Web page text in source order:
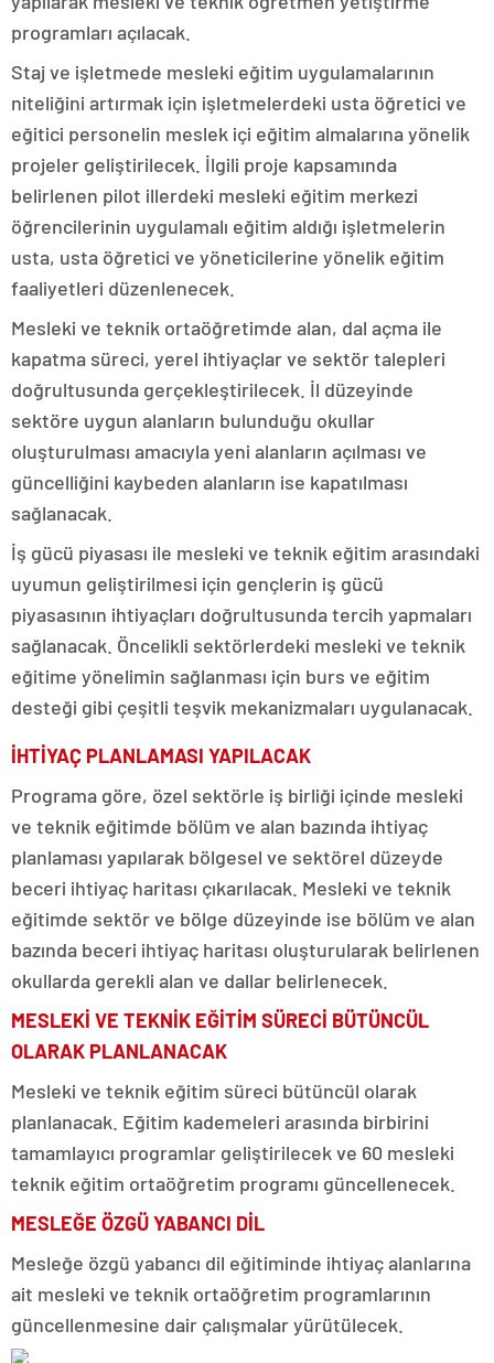
programları açılacak.
Staj ve işletmede mesleki eğitim uygulamalarının
niteliğini artırmak için işletmelerdeki usta öğretici ve
eğitici personelin meslek içi eğitim almalarına yönelik
projeler geliştirilecek. İlgili proje kapsamında
belirlenen pilot illerdeki mesleki eğitim merkezi
öğrencilerinin uygulamalı eğitim aldığı işletmelerin
usta, usta öğretici ve yöneticilerine yönelik eğitim
faaliyetleri düzenlenecek.
Mesleki ve teknik ortaöğretimde alan, dal açma ile
kapatma süreci, yerel ihtiyaçlar ve sektör talepleri
doğrultusunda gerçekleştirilecek. İl düzeyinde
sektöre uygun alanların bulunduğu okullar
oluşturulması amacıyla yeni alanların açılması ve
güncelliğini kaybeden alanların ise kapatılması
sağlanacak.
İş gücü piyasası ile mesleki ve teknik eğitim arasındaki
uyumun geliştirilmesi için gençlerin iş gücü
piyasasının ihtiyaçları doğrultusunda tercih yapmaları
sağlanacak. Öncelikli sektörlerdeki mesleki ve teknik
eğitime yönelimin sağlanması için burs ve eğitim
desteği gibi çeşitli teşvik mekanizmaları uygulanacak.
İHTİYAÇ PLANLAMASI YAPILACAK
Programa göre, özel sektörle iş birliği içinde mesleki
ve teknik eğitimde bölüm ve alan bazında ihtiyaç
planlaması yapılarak bölgesel ve sektörel düzeyde
beceri ihtiyaç haritası çıkarılacak. Mesleki ve teknik
eğitimde sektör ve bölge düzeyinde ise bölüm ve alan
bazında beceri ihtiyaç haritası oluşturularak belirlenen
okullarda gerekli alan ve dallar belirlenecek.
MESLEKİ VE TEKNİK EĞİTİM SÜRECİ BÜTÜNCÜL
OLARAK PLANLANACAK
Mesleki ve teknik eğitim süreci bütüncül olarak
planlanacak. Eğitim kademeleri arasında birbirini
tamamlayıcı programlar geliştirilecek ve 60 mesleki
teknik eğitim ortaöğretim programı güncellenecek.
MESLEĞE ÖZGÜ YABANCI DİL
Mesleğe özgü yabancı dil eğitiminde ihtiyaç alanlarına
ait mesleki ve teknik ortaöğretim programlarının
güncellenmesine dair çalışmalar yürütülecek.